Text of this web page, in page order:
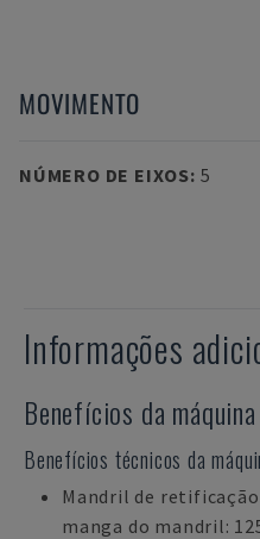
MOVIMENTO
NÚMERO DE EIXOS: 5
Informações
Benefícios da máquina
Benefícios técnicos da
Mandril de
manga do mandril: